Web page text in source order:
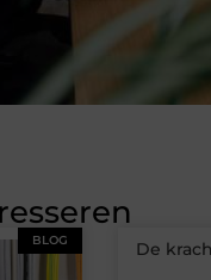
BLOG De